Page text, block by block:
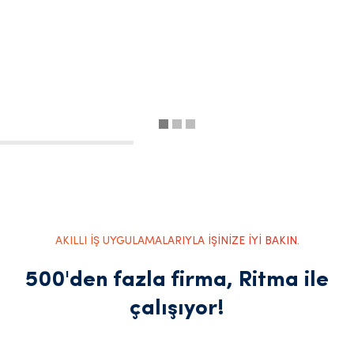
AKILLI İŞ UYGULAMALARIYLA İŞİNİZE İYİ BAKIN.
500'den fazla firma, Ritma ile
çalışıyor!